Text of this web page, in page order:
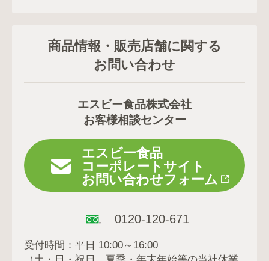
商品情報・販売店舗に関する
お問い合わせ
エスビー食品株式会社
お客様相談センター
エスビー食品
コーポレートサイト
お問い合わせフォーム
0120-120-671
受付時間：平日 10:00～16:00